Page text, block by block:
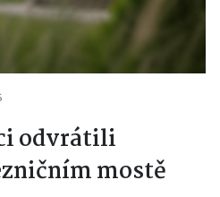
odvrátili
mostě